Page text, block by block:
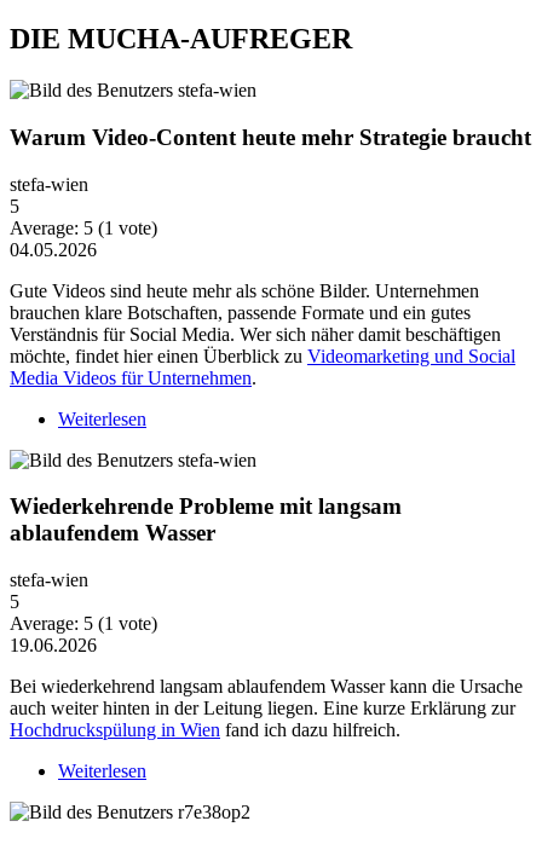
DIE MUCHA-AUFREGER
Warum Video-Content heute mehr Strategie braucht
stefa-wien
5
Average: 5 (1 vote)
04.05.2026
Gute Videos sind heute mehr als schöne Bilder. Unternehmen
brauchen klare Botschaften, passende Formate und ein gutes
Verständnis für Social Media. Wer sich näher damit beschäftigen
möchte, findet hier einen Überblick zu Videomarketing und Social
Media Videos für Unternehmen.
Weiterlesen
Wiederkehrende Probleme mit langsam
ablaufendem Wasser
stefa-wien
5
Average: 5 (1 vote)
19.06.2026
Bei wiederkehrend langsam ablaufendem Wasser kann die Ursache
auch weiter hinten in der Leitung liegen. Eine kurze Erklärung zur
Hochdruckspülung in Wien fand ich dazu hilfreich.
Weiterlesen